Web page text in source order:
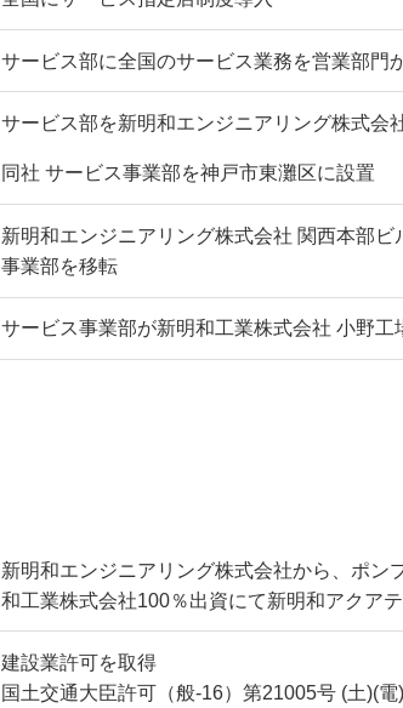
サービス部に全国のサービス業務を営業部門
サービス部を新明和エンジニアリング株式会
同社 サービス事業部を神戸市東灘区に設置
新明和エンジニアリング株式会社 関西本部
事業部を移転
サービス事業部が新明和工業株式会社 小野
新明和エンジニアリング株式会社から、ポン
和工業株式会社100％出資にて新明和アクア
建設業許可を取得
国土交通大臣許可（般-16）第21005号 (土)(電